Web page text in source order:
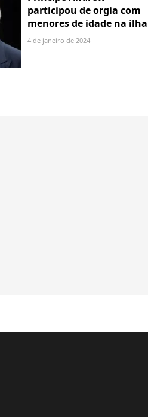
participou de orgia com
menores de idade na ilha
de Jeffrey Epstein, chefe de
4 de janeiro de 2024